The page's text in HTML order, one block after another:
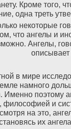
Кроме того,
одна треть
некоторые
что ангелы и
Ангелы,
в мире
намного
Именно поэтому
и
на это,
их